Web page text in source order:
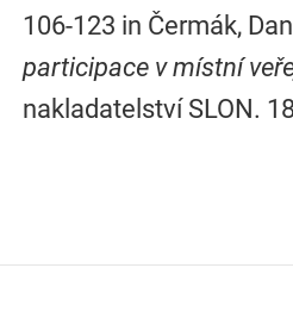
106-123 in Čermák,
participace v místní
nakladatelství SLON.